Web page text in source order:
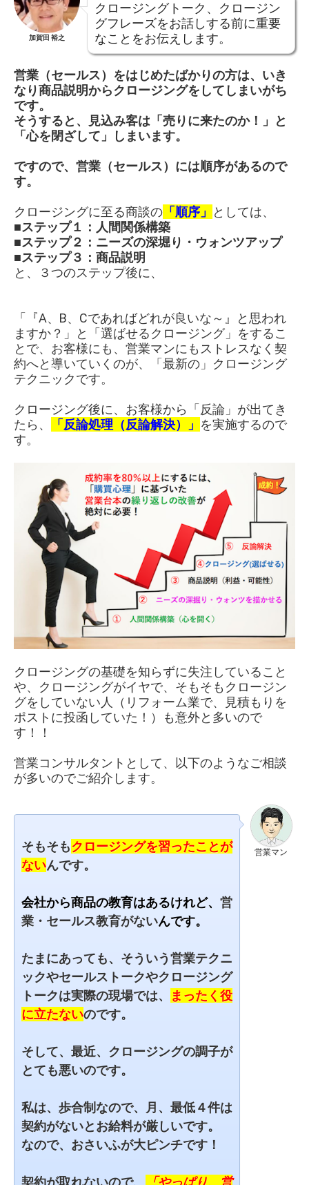
加賀田 裕之
クロージングトーク、クロージン
グフレーズをお話しする前に重要
なことをお伝えします。
営業（セールス）をはじめたばかりの方は、いき
なり商品説明からクロージングをしてしまいがち
です。
そうすると、見込み客は「売りに来たのか！」と
「心を閉ざして」しまいます。
ですので、営業（セールス）には順序があるので
す。
クロージングに至る商談の 「順序」
としては、
■ステップ１：人間関係構築
■ステップ２：ニーズの深堀り・ウォンツアップ
■ステップ３：商品説明
と、３つのステップ後に、
「『A、B、Cであればどれが良いな～』と思われ
ますか？」と「選ばせるクロージング」をするこ
とで、お客様にも、営業マンにもストレスなく契
約へと導いていくのが、「最新の」クロージング
テクニックです。
クロージング後に、お客様から「反論」が出てき
たら、
「反論処理（反論解決）」 を実施するので
す。
クロージングの基礎を知らずに失注していること
や、クロージングがイヤで、そもそもクロージン
グをしていない人（リフォーム業で、見積もりを
ポストに投函していた！）も意外と多いので
す！！
営業コンサルタントとして、以下のようなご相談
が多いのでご紹介します。
営業マン
そもそもクロージングを習ったことが
ないんです。
会社から商品の教育はあるけれど、 営
業・セールス教育がないんです。
たまにあっても、そういう営業テクニ
ックやセールストークやクロージング
トークは実際の現場では、
まったく役
に立たないのです。
そして、最近、クロージングの調子が
とても悪いのです。
私は、歩合制なので、月、最低４件は
契約がないとお給料が厳しいです。
なので、おさいふが大ピンチです！
契約が取れないので、 「やっぱり、営